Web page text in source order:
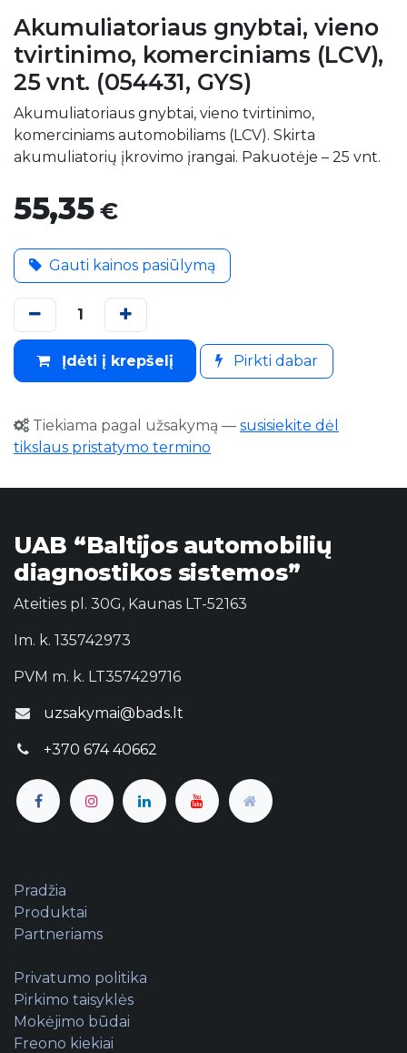
Akumuliatoriaus gnybtai, vieno
tvirtinimo, komerciniams (LCV),
25 vnt. (054431, GYS)
Akumuliatoriaus gnybtai, vieno tvirtinimo,
komerciniams automobiliams (LCV). Skirta
akumuliatorių įkrovimo įrangai. Pakuotėje – 25 vnt.
55,35€
Gauti kainos pasiūlymą
Įdėti į krepšelį Pirkti dabar
Tiekiama pagal užsakymą — susisiekite dėl
tikslaus pristatymo termino
UAB “Baltijos automobilių
diagnostikos sistemos”
Ateities pl. 30G, Kaunas LT-52163
Im. k. 135742973
PVM m. k. LT357429716
uzsakymai@bads.lt
+370 674 40662
Pradžia
Produktai
Partneriams
Privatumo politika
Pirkimo taisyklės
Mokėjimo būdai
Freono kiekiai